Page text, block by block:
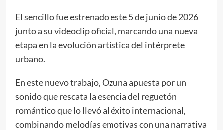
El sencillo fue estrenado este 5 de junio de 2026
junto a su videoclip oficial, marcando una nueva
etapa en la evolución artística del intérprete
urbano.
En este nuevo trabajo, Ozuna apuesta por un
sonido que rescata la esencia del reguetón
romántico que lo llevó al éxito internacional,
combinando melodías emotivas con una narrativa